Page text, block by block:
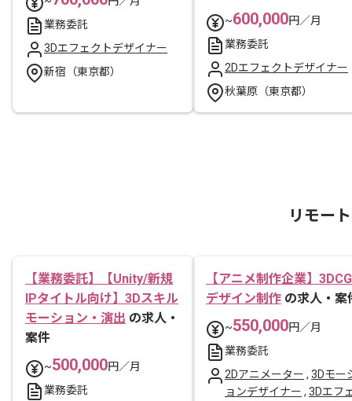
業務委託
3Dエフェクトデザイナー
新宿（東京都）
~600,000円／月
業務委託
2Dエフェクトデザイナー
秋葉原（東京都）
リモー
【業務委託】【Unity/新規
IPタイトル向け】3Dスキル
モーション・演出 の求人・
案件
~500,000円／月
業務委託
【アニメ制作企業】3DCG
デザイン制作 の求人・案
~550,000円／月
業務委託
2Dアニメーター , 3Dモー
ョンデザイナー , 3Dエフ